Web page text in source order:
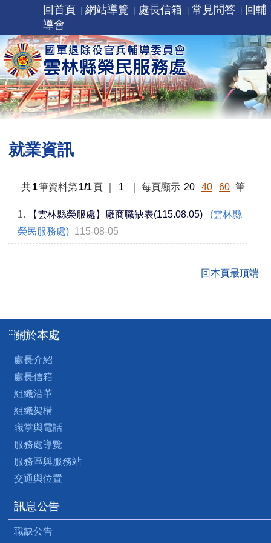
回首頁 網站導覽 處長信箱 常見問答
回輔
導會
就業資訊
共1筆資料第1/1頁 1 每頁顯示 20 40 60 筆
1. 【雲林縣榮服處】廠商職缺表(115.08.05)
(雲林縣
榮民服務處) 115-08-05
回本頁最頂端
:::關於本處
處長介紹
處長信箱
組織沿革
組織架構
職掌與電話
服務處導覽
服務區與服務站
交通與位置
訊息公告
職缺公告